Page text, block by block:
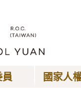
國家人